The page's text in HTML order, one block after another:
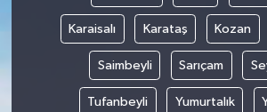
Karaisalı Karataş Kozan
Saimbeyli Sarıçam
Tufanbeyli Yumurtalık
Spor
Tarihi Yapılarımız